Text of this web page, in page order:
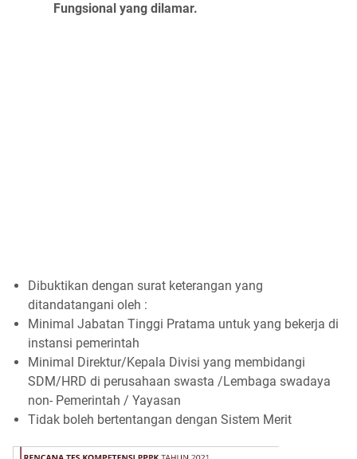
Fungsional yang dilamar.
Dibuktikan dengan surat keterangan yang
ditandatangani oleh :
Minimal Jabatan Tinggi Pratama untuk yang bekerja di
instansi pemerintah
Minimal Direktur/Kepala Divisi yang membidangi
SDM/HRD di perusahaan swasta /Lembaga swadaya
non- Pemerintah / Yayasan
Tidak boleh bertentangan dengan Sistem Merit